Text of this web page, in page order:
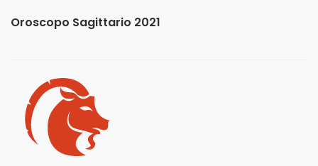
Oroscopo Sagittario 2021